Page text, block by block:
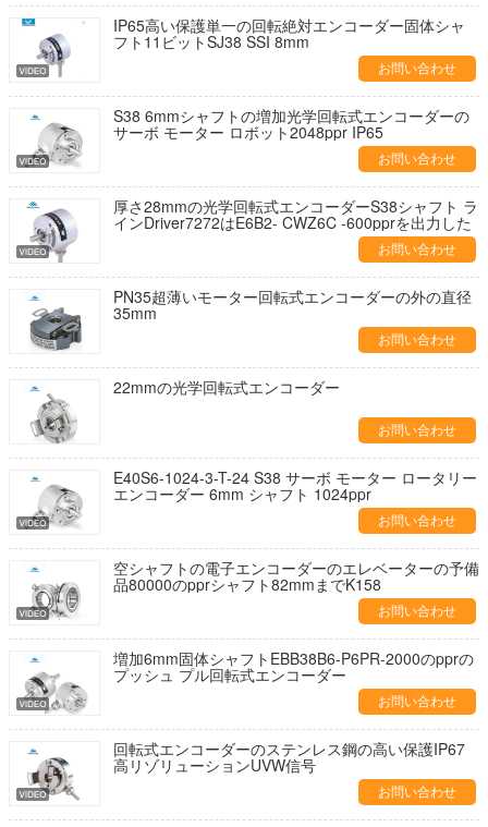
IP65高い保護単一の回転絶対エンコーダー固体シャ
フト11ビットSJ38 SSI 8mm
お問い合わせ
S38 6mmシャフトの増加光学回転式エンコーダーの
サーボ モーター ロボット2048ppr IP65
お問い合わせ
厚さ28mmの光学回転式エンコーダーS38シャフト ラ
インDriver7272はE6B2- CWZ6C -600pprを出力した
お問い合わせ
PN35超薄いモーター回転式エンコーダーの外の直径
35mm
お問い合わせ
22mmの光学回転式エンコーダー
お問い合わせ
E40S6-1024-3-T-24 S38 サーボ モーター ロータリー
エンコーダー 6mm シャフト 1024ppr
お問い合わせ
空シャフトの電子エンコーダーのエレベーターの予備
品80000のpprシャフト82mmまでK158
お問い合わせ
増加6mm固体シャフトEBB38B6-P6PR-2000のpprの
プッシュ プル回転式エンコーダー
お問い合わせ
回転式エンコーダーのステンレス鋼の高い保護IP67
高リゾリューションUVW信号
お問い合わせ